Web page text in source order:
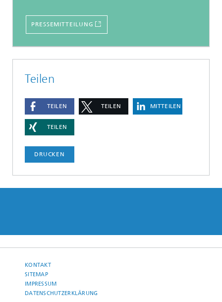
PRESSEMITTEILUNG
Teilen
TEILEN TEILEN MITTEILEN
TEILEN
DRUCKEN
KONTAKT
SITEMAP
IMPRESSUM
DATENSCHUTZERKLÄRUNG